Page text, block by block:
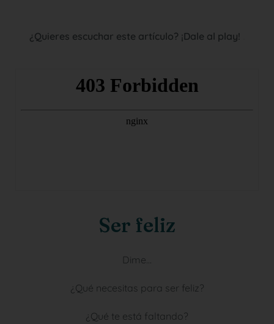
¿Quieres escuchar este artículo? ¡Dale al play!
Ser feliz
Dime…
¿Qué necesitas para ser feliz?
¿Qué te está faltando?